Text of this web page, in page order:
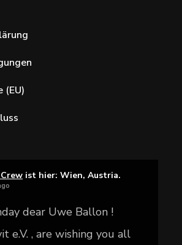
(EU)
ist hier: Wien, Austria.
dear Uwe Ballon !
e.V. , are wishing you all